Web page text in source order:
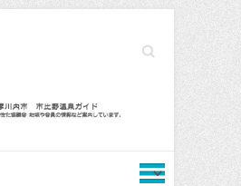
Search